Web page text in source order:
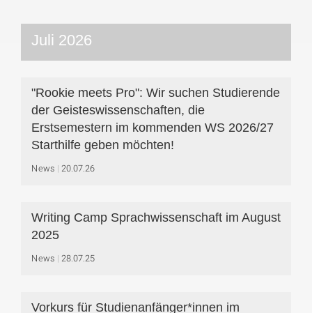
Juli 2026
"Rookie meets Pro": Wir suchen Studierende
der Geisteswissenschaften, die
Erstsemestern im kommenden WS 2026/27
Starthilfe geben möchten!
News 20.07.26
Writing Camp Sprachwissenschaft im August
2025
News 28.07.25
Vorkurs für Studienanfänger*innen im